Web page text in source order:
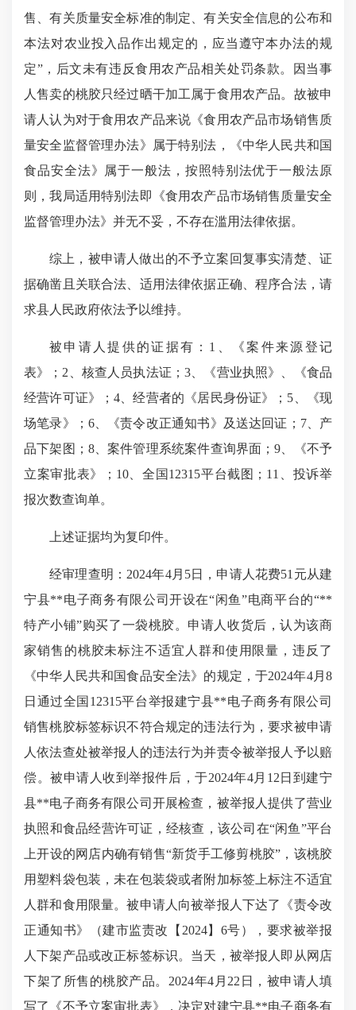
售、有关质量安全标准的制定、有关安全信息的公布和
本法对农业投入品作出规定的，应当遵守本办法的规
定”，后文未有违反食用农产品相关处罚条款。因当事
人售卖的桃胶只经过晒干加工属于食用农产品。故被申
请人认为对于食用农产品来说《食用农产品市场销售质
量安全监督管理办法》属于特别法，《中华人民共和国
食品安全法》属于一般法，按照特别法优于一般法原
则，我局适用特别法即《食用农产品市场销售质量安全
监督管理办法》并无不妥，不存在滥用法律依据。
综上，被申请人做出的不予立案回复事实清楚、证
据确凿且关联合法、适用法律依据正确、程序合法，请
求县人民政府依法予以维持。
被申请人提供的证据有：1、《案件来源登记
表》；2、核查人员执法证；3、《营业执照》、《食品
经营许可证》；4、经营者的《居民身份证》；5、《现
场笔录》；6、《责令改正通知书》及送达回证；7、产
品下架图；8、案件管理系统案件查询界面；9、《不予
立案审批表》；10、全国12315平台截图；11、投诉举
报次数查询单。
上述证据均为复印件。
经审理查明：2024年4月5日，申请人花费51元从建
宁县**电子商务有限公司开设在“闲鱼”电商平台的“**
特产小铺”购买了一袋桃胶。申请人收货后，认为该商
家销售的桃胶未标注不适宜人群和使用限量，违反了
《中华人民共和国食品安全法》的规定，于2024年4月8
日通过全国12315平台举报建宁县**电子商务有限公司
销售桃胶标签标识不符合规定的违法行为，要求被申请
人依法查处被举报人的违法行为并责令被举报人予以赔
偿。被申请人收到举报件后，于2024年4月12日到建宁
县**电子商务有限公司开展检查，被举报人提供了营业
执照和食品经营许可证，经核查，该公司在“闲鱼”平台
上开设的网店内确有销售“新货手工修剪桃胶”，该桃胶
用塑料袋包装，未在包装袋或者附加标签上标注不适宜
人群和食用限量。被申请人向被举报人下达了《责令改
正通知书》（建市监责改【2024】6号），要求被举报
人下架产品或改正标签标识。当天，被举报人即从网店
下架了所售的桃胶产品。2024年4月22日，被申请人填
写了《不予立案审批表》，决定对建宁县**电子商务有